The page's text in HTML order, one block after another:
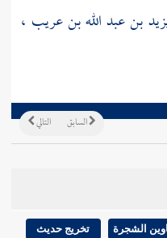
بن عبد الله بن عريب ،
التالي السابق
الشجرة تخريج حديث